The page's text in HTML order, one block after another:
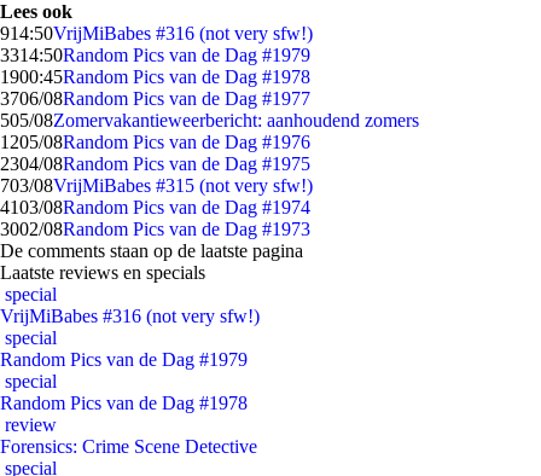
Lees ook
914:50VrijMiBabes #316 (not very sfw!)
3314:50Random Pics van de Dag #1979
1900:45Random Pics van de Dag #1978
3706/08Random Pics van de Dag #1977
505/08Zomervakantieweerbericht: aanhoudend zomers
1205/08Random Pics van de Dag #1976
2304/08Random Pics van de Dag #1975
703/08VrijMiBabes #315 (not very sfw!)
4103/08Random Pics van de Dag #1974
3002/08Random Pics van de Dag #1973
De comments staan op de laatste pagina
Laatste reviews en specials
special
VrijMiBabes #316 (not very sfw!)
special
Random Pics van de Dag #1979
special
Random Pics van de Dag #1978
review
Forensics: Crime Scene Detective
special